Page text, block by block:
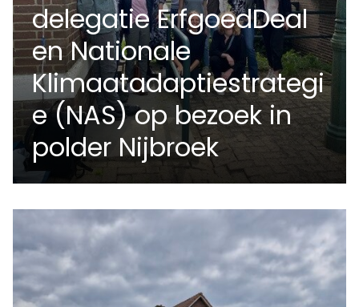
delegatie ErfgoedDeal
en Nationale
Klimaatadaptiestrategi
e (NAS) op bezoek in
polder Nijbroek